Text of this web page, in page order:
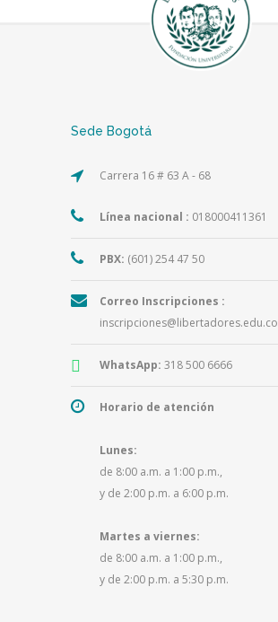
Sede Bogotá
Carrera 16 # 63 A - 68
Línea nacional : 018000411361
PBX: (601) 254 47 50
Correo Inscripciones :
inscripciones@libertadores.edu.co
WhatsApp: 318 500 6666
Horario de atención
Lunes:
de 8:00 a.m. a 1:00 p.m.,
y de 2:00 p.m. a 6:00 p.m.
Martes a viernes:
de 8:00 a.m. a 1:00 p.m.,
y de 2:00 p.m. a 5:30 p.m.